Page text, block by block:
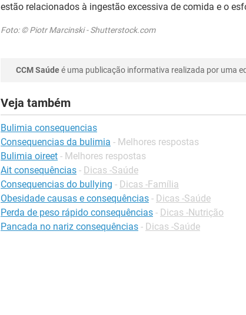
estão relacionados à ingestão excessiva de comida e o
Foto: © Piotr Marcinski - Shutterstock.com
CCM Saúdeé uma publicação informativa realizada por uma
Veja também
Bulimia consequencias
Consequencias da bulimia - Melhores respostas
Bulimia oireet - Melhores respostas
Ait consequências - Dicas -Saúde
Consequencias do bullying - Dicas -Família
Obesidade causas e consequências - Dicas -Saúde
Perda de peso rápido consequências - Dicas -Nutrição
Pancada no nariz consequências - Dicas -Saúde